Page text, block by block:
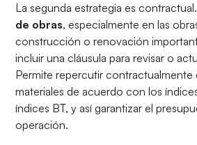
La segunda estrategia es
de obras, especialmente en las
construcción o renovación
incluir una cláusula para revisar o
Permite repercutir contractualmente
materiales de acuerdo con los
índices BT, y así garantizar el
operación.